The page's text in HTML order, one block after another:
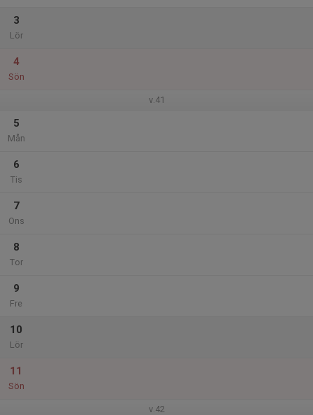
3
Lör
4
Sön
v.41
5
Mån
6
Tis
7
Ons
8
Tor
9
Fre
10
Lör
11
Sön
v.42